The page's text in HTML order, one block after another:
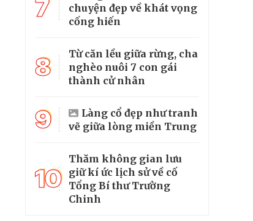
7
chuyện đẹp về khát vọng
cống hiến
8
Từ căn lều giữa rừng, cha
nghèo nuôi 7 con gái
thành cử nhân
9
Làng cổ đẹp như tranh
vẽ giữa lòng miền Trung
10
Thăm không gian lưu
giữ kí ức lịch sử về cố
Tổng Bí thư Trường
Chinh